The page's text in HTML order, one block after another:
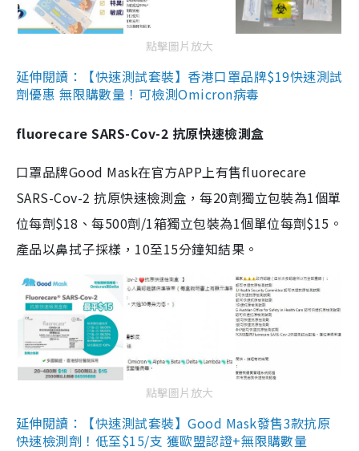
點擊圖片放大
延伸閱讀：【快速測試套裝】香港口罩品牌$19快速測試
劑優惠 無限購數量！可檢測Omicron病毒
fluorecare SARS-Cov-2 抗原快速檢測盒
口罩品牌Good Mask在官方APP上有售fluorecare
SARS-Cov-2 抗原快速檢測盒，每20劑獨立包裝為1個單
位每劑$18、每500劑/1箱獨立包裝為1個單位每劑$15。
產品以鼻拭子採樣，10至15分鐘知結果。
點擊圖片放大
延伸閱讀：【快速測試套裝】Good Mask發售3款抗原
快速檢測劑！低至$15/支 獲歐盟認證+無限購數量